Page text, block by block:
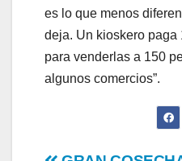
es lo que menos
deja. Un kioskero paga
para venderlas a 150
algunos comercios”.